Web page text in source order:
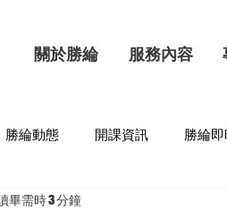
關於勝綸 服務內容
勝綸動態 開課資訊 勝綸
畢需時 3 分鐘